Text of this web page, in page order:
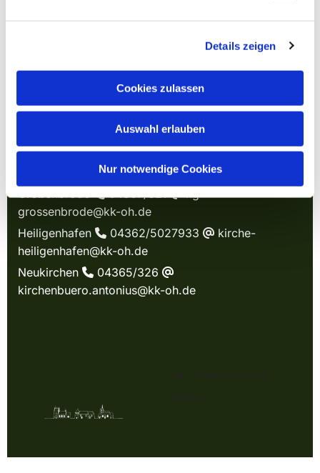
Details zeigen
Cookies zulassen
Auswahl erlauben
Nur notwendige Cookies
KIRCHE IN WAGRIEN
grossenbrode@kk-oh.de
Heiligenhafen  04362/5027933 @ kirche-
heiligenhafen@kk-oh.de
Neukirchen  04365/326 @
kirchenbuero.antonius@kk-oh.de